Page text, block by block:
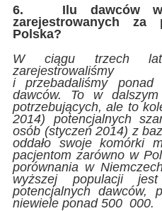
6. Ilu dawców
zarejestrowanych za
Polska?
W ciągu trzech lat
zarejestrowaliśmy
i przebadaliśmy
dawców. To w
potrzebujących, ale to
2014) potencjalnych
osób (styczeń 2014) z
oddało swoje komórki
pacjentom zarówno w
porównania w
wyższej populacji
potencjalnych dawców,
niewiele ponad 500 000.